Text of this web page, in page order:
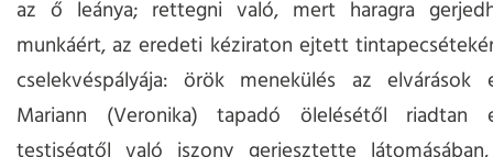
az ő leánya; rettegni való, mert haragra
munkáért, az eredeti kéziraton ejtett
cselekvéspályája: örök menekülés az elvárások
Mariann (Veronika) tapadó ölelésétől riadtan